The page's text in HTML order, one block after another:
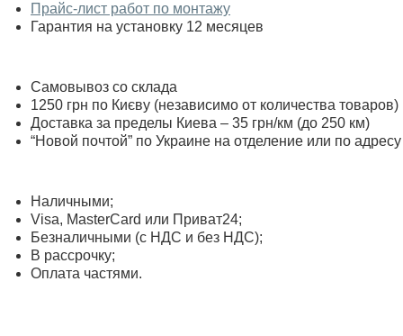
Прайс-лист работ по монтажу
Гарантия на установку 12 месяцев
Самовывоз со склада
1250 грн по Києву (независимо от количества товаров)
Доставка за пределы Киева – 35 грн/км (до 250 км)
“Новой почтой” по Украине на отделение или по адресу
Наличными;
Visa, MasterСard или Приват24;
Безналичными (с НДС и без НДС);
В рассрочку;
Оплата частями.